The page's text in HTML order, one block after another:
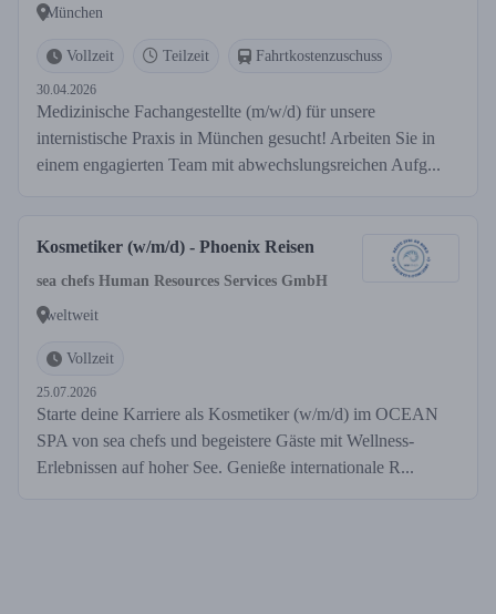
München
Vollzeit Teilzeit Fahrtkostenzuschuss
30.04.2026
Medizinische Fachangestellte (m/w/d) für unsere
internistische Praxis in München gesucht! Arbeiten Sie in
einem engagierten Team mit abwechslungsreichen Aufg...
Kosmetiker (w/m/d) - Phoenix Reisen
sea chefs Human Resources Services GmbH
weltweit
Vollzeit
25.07.2026
Starte deine Karriere als Kosmetiker (w/m/d) im OCEAN
SPA von sea chefs und begeistere Gäste mit Wellness-
Erlebnissen auf hoher See. Genieße internationale R...